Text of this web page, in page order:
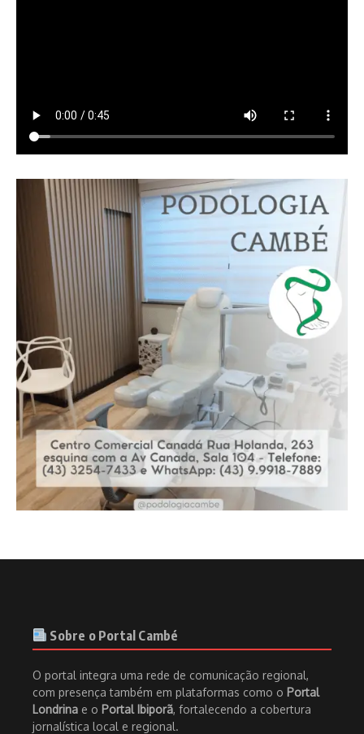
Sobre o Portal Cambé
O portal integra uma rede de comunicação regional,
com presença também em plataformas como o Portal
Londrina e o Portal Ibiporã, fortalecendo a cobertura
jornalística local e regional.